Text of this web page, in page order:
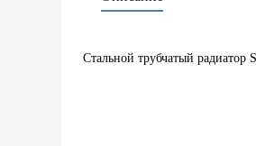
Стальной трубчатый